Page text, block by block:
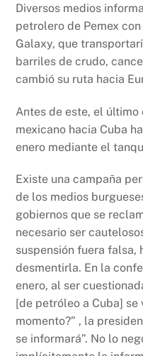
Diversos medios
petrolero de Pemex
Galaxy, que
barriles de crudo,
cambió su ruta hacia
Antes de este, el
mexicano hacia Cuba
enero mediante el
Existe una campaña
de los medios
gobiernos que se
necesario ser
suspensión fuera falsa,
desmentirla. En la
enero, al ser
[de petróleo a Cuba] se
momento?” , la
se informará”. No lo